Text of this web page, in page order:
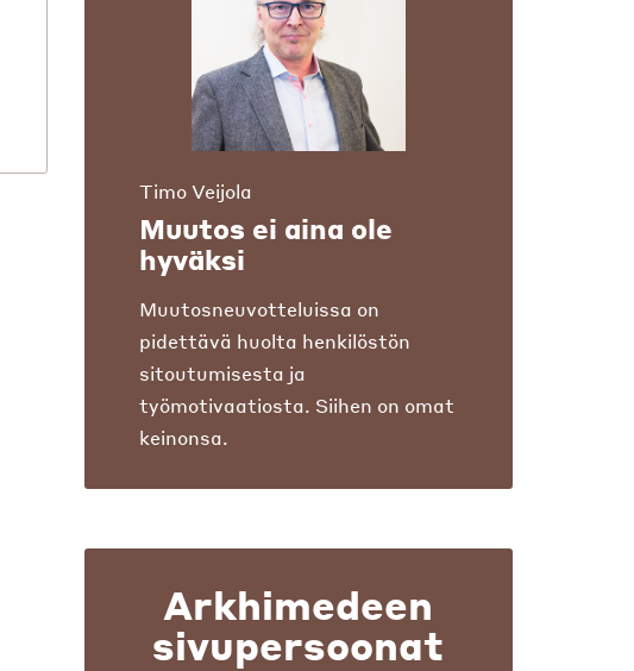
Timo Veijola
Muutos ei aina ole
hyväksi
Muutosneuvotteluissa on
pidettävä huolta henkilöstön
sitoutumisesta ja
työmotivaatiosta. Siihen on omat
keinonsa.
Arkhimedeen
sivupersoonat